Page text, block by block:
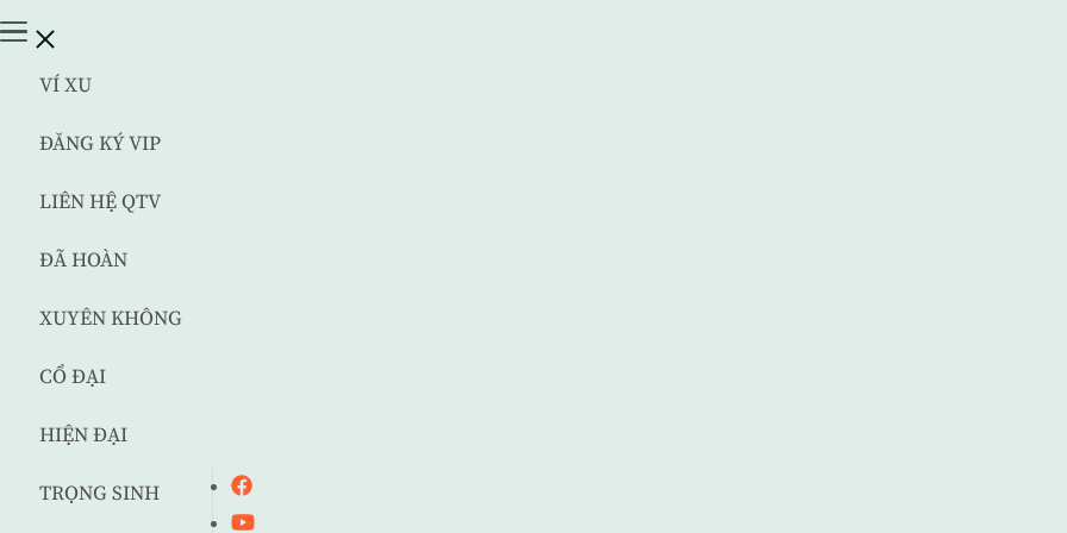
VÍ XU
ĐĂNG KÝ VIP
LIÊN HỆ QTV
ĐÃ HOÀN
XUYÊN KHÔNG
CỔ ĐẠI
HIỆN ĐẠI
TRỌNG SINH